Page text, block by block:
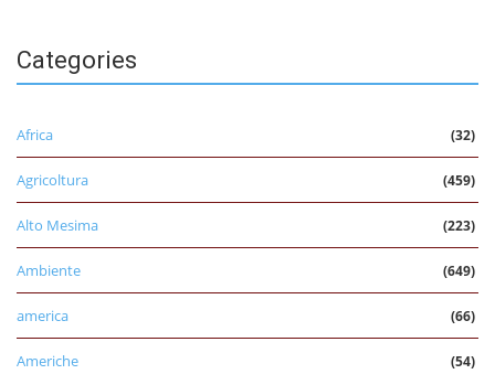
Categories
Africa (32)
Agricoltura (459)
Alto Mesima (223)
Ambiente (649)
america (66)
Americhe (54)